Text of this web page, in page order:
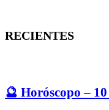
RECIENTES
🔮 Horóscopo –